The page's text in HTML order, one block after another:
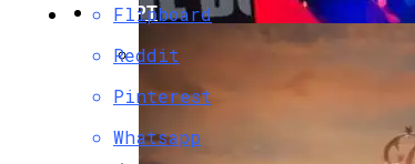
Кованые Ворота
СПОРТ
Flipboard
Reddit
Pinterest
Whatsapp